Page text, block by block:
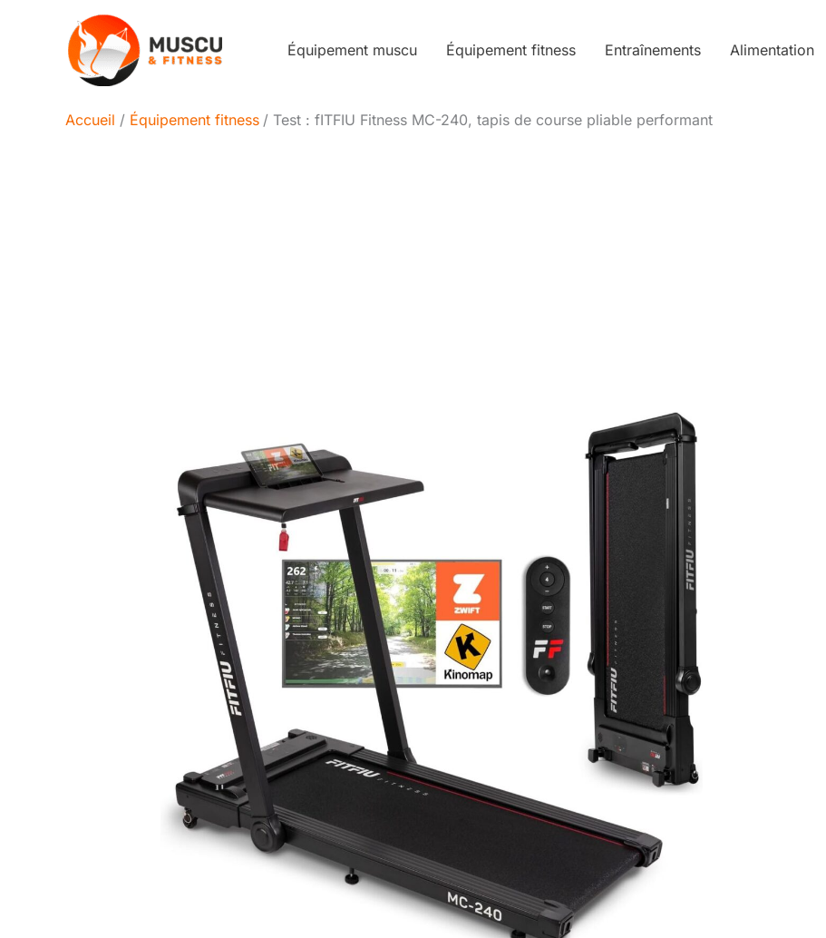
Équipement muscu Équipement fitness Entraînements Alimentation
Accueil Équipement fitness Test : fITFIU Fitness MC-240, tapis de course pliable performant